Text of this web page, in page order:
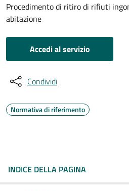
Procedimento di ritiro di rifiuti
abitazione
Accedi al servizio
Condividi
Normativa di riferimento
INDICE DELLA PAGINA